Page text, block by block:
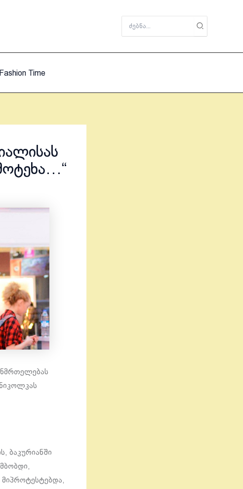
for:
Fashion Time
ბაკურიანში
მიპროტესტებდა,